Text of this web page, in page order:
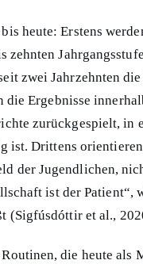
heute: Erstens
zehnten
zwei Jahrzehnten
die Ergebnisse
zurückgespielt, in
ist. Drittens
der Jugendlichen,
ist der Patient“,
(Sigfúsdóttir et al.,
die heute als